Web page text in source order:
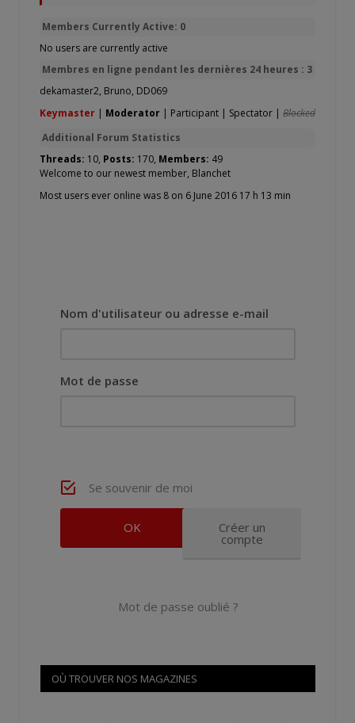
Members Currently Active: 0
No users are currently active
Membres en ligne pendant les dernières 24 heures : 3
dekamaster2, Bruno, DD069
Keymaster | Moderator | Participant | Spectator | Blocked
Additional Forum Statistics
Threads: 10, Posts: 170, Members: 49
Welcome to our newest member, Blanchet
Most users ever online was 8 on 6 June 2016 17 h 13 min
Nom d'utilisateur ou adresse e-mail
Mot de passe
Se souvenir de moi
Créer un
compte
Mot de passe oublié ?
OÙ TROUVER NOS MAGAZINES